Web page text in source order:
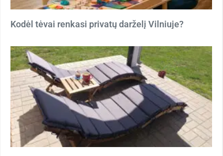
Kodėl tėvai renkasi privatų darželį Vilniuje?